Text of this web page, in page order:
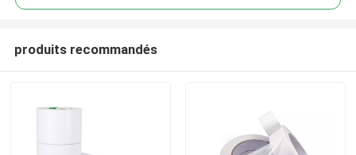
produits recommandés